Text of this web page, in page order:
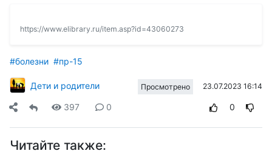
https://www.elibrary.ru/item.asp?id=43060273
#болезни #пр-15
Дети и родители Просмотрено 23.07.2023 16:14
397 0 0
Читайте также: